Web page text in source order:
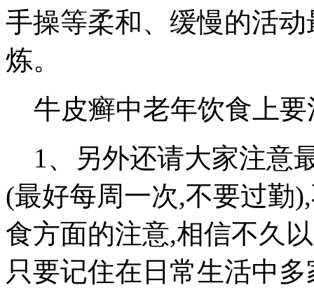
手操等柔和、缓慢的活
炼。
牛皮癣中老年饮食上要
1、另外还请大家注意
(最好每周一次,不要过勤
食方面的注意,相信不久
只要记住在日常生活中